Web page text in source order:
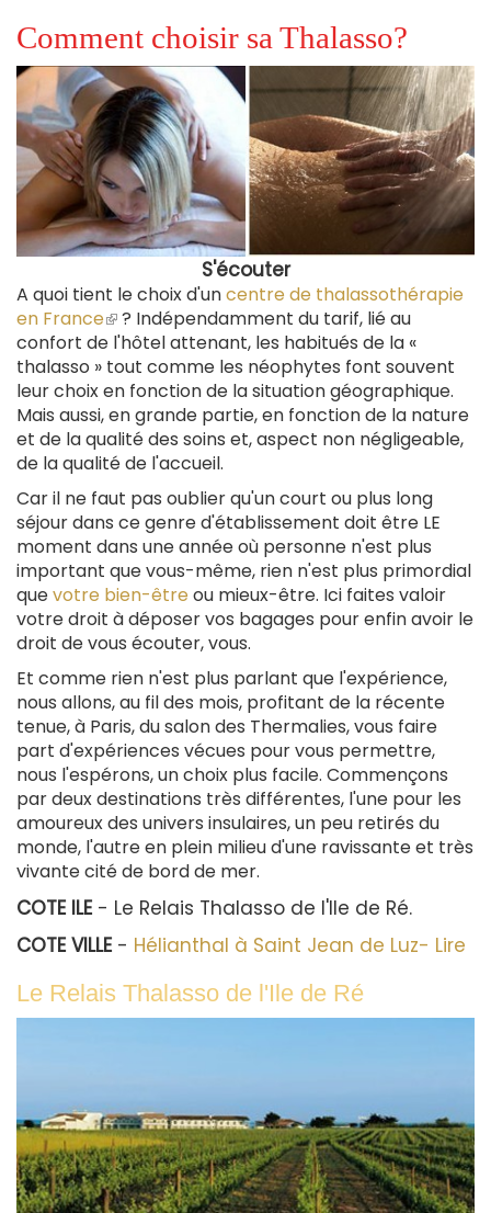
Comment choisir sa Thalasso?
S'écouter
A quoi tient le choix d'uncentre de thalassothérapie
en France(le
lien
est
externe)
? Indépendamment du tarif, lié au
confort de l'hôtel attenant, les habitués de la «
thalasso » tout comme les néophytes font souvent
leur choix en fonction de la situation géographique.
Mais aussi, en grande partie, en fonction de la nature
et de la qualité des soins et, aspect non négligeable,
de la qualité de l'accueil.
Car il ne faut pas oublier qu'un court ou plus long
séjour dans ce genre d'établissement doit être LE
moment dans une année où personne n'est plus
important que vous-même, rien n'est plus primordial
quevotre bien-être ou mieux-être. Ici faites valoir
votre droit à déposer vos bagages pour enfin avoir le
droit de vous écouter, vous.
Et comme rien n'est plus parlant que l'expérience,
nous allons, au fil des mois, profitant de la récente
tenue, à Paris, du salon des Thermalies, vous faire
part d'expériences vécues pour vous permettre,
nous l'espérons, un choix plus facile. Commençons
par deux destinations très différentes, l'une pour les
amoureux des univers insulaires, un peu retirés du
monde, l'autre en plein milieu d'une ravissante et très
vivante cité de bord de mer.
COTE ILE - Le Relais Thalasso de l'Ile de Ré.
COTE VILLE - Hélianthal à Saint Jean de Luz- Lire
Le Relais Thalasso de l'Ile de Ré